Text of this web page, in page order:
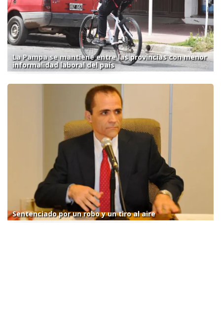
La Pampa se mantiene entre las provincias con menor
informalidad laboral del país
Sentenciado por un robo y un tiro al aire